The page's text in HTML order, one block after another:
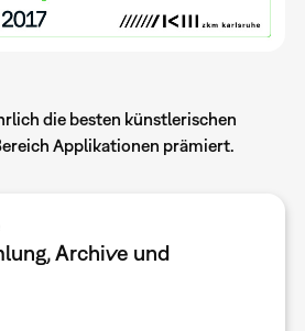
die besten künstlerischen
Applikationen prämiert.
Archive und